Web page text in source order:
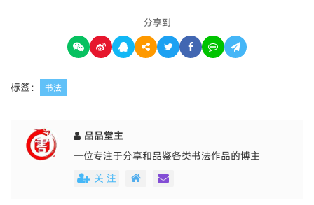
分享到
标签： 书法
品品堂主
一位专注于分享和品鉴各类书法作品的博主
关 注